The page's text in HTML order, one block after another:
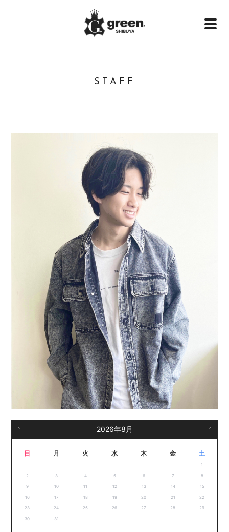
STAFF
＜ 2026年8月 ＞
日 月 火 水 木 金 土
1
2 3 4 5 6 7 8
9 10 11 12 13 14 15
16 17 18 19 20 21 22
23 24 25 26 27 28 29
30 31